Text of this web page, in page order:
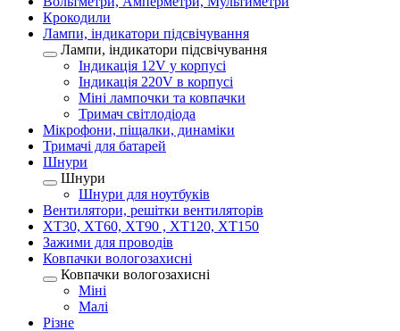
Крокодили
Лампи, індикатори підсвічування
Лампи, індикатори підсвічування
Індикація 12V у корпусі
Індикація 220V в корпусі
Міні лампочки та ковпачки
Тримач світлодіода
Мікрофони, піщалки, динаміки
Тримачі для батарей
Шнури
Шнури
Шнури для ноутбуків
Вентилятори, решітки вентиляторів
XT30, XT60, XT90 , XT120, XT150
Зажими для проводів
Ковпачки вологозахисні
Ковпачки вологозахисні
Міні
Малі
Різне